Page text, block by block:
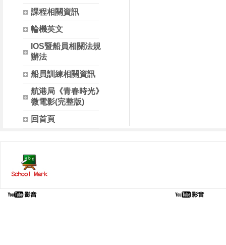
課程相關資訊
輪機英文
IOS暨船員相關法規
辦法
船員訓練相關資訊
航港局《青春時光》
微電影(完整版)
回首頁